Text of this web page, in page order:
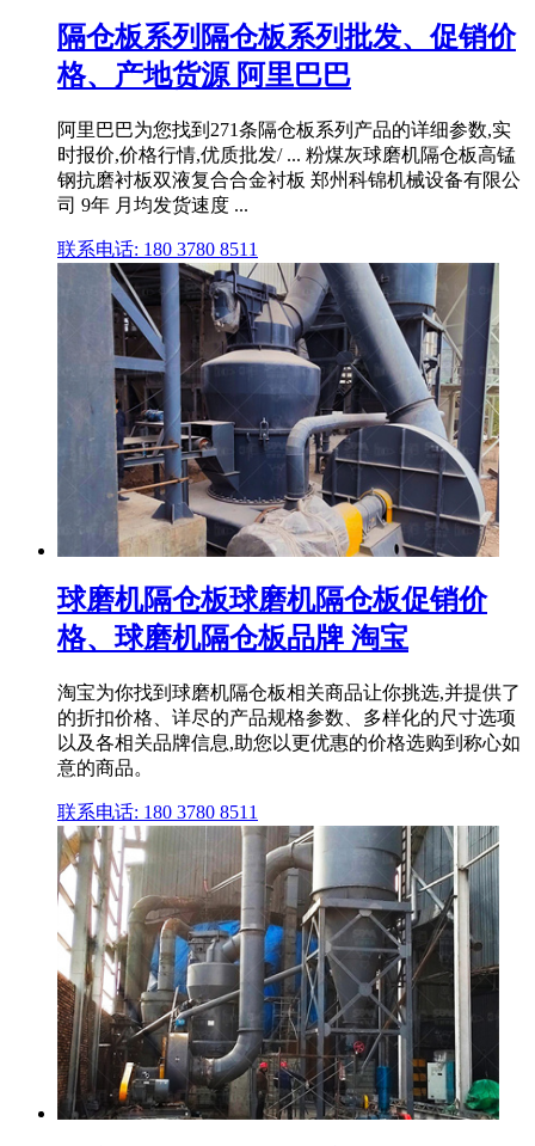
隔仓板系列隔仓板系列批发、促销价
格、产地货源 阿里巴巴
阿里巴巴为您找到271条隔仓板系列产品的详细参数,实
时报价,价格行情,优质批发/ ... 粉煤灰球磨机隔仓板高锰
钢抗磨衬板双液复合合金衬板 郑州科锦机械设备有限公
司 9年 月均发货速度 ...
联系电话: 180 3780 8511
球磨机隔仓板球磨机隔仓板促销价
格、球磨机隔仓板品牌 淘宝
淘宝为你找到球磨机隔仓板相关商品让你挑选,并提供了
的折扣价格、详尽的产品规格参数、多样化的尺寸选项
以及各相关品牌信息,助您以更优惠的价格选购到称心如
意的商品。
联系电话: 180 3780 8511